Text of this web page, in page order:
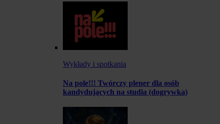
Wykłady i spotkania
Na pole!!! Twórczy plener dla osób
kandydujących na studia (dogrywka)